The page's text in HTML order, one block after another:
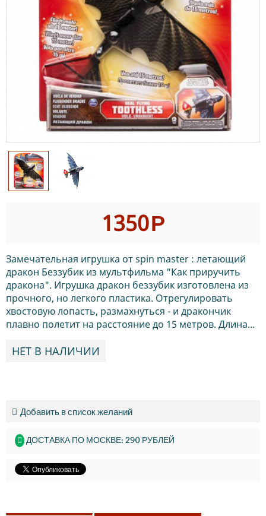
1350Р
Замечательная игрушка от spin master : летающий
дракон Беззубик из мультфильма "Как приручить
дракона". Игрушка дракон беззубик изготовлена из
прочного, но легкого пластика. Отрегулировать
хвостовую лопасть, размахнуться - и дракончик
плавно полетит на расстояние до 15 метров. Длина...
НЕТ В НАЛИЧИИ
Добавить в список желаний
ДОСТАВКА ПО МОСКВЕ: 290 РУБЛЕЙ